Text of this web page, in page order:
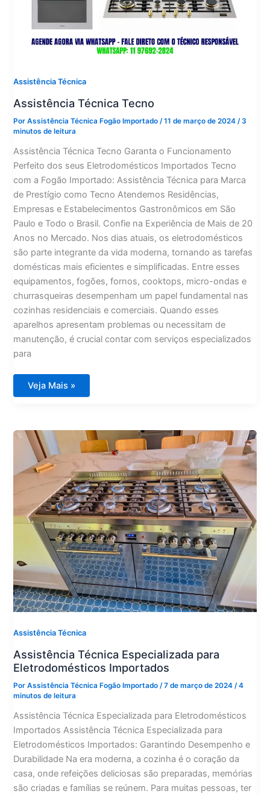
Assistência Técnica
Assistência Técnica Tecno
PorAssistência Técnica Fogão Importado/11 de março de 2024/3
minutos de leitura
Assistência Técnica Tecno Garanta o Funcionamento
Perfeito dos seus Eletrodomésticos Importados Tecno
com a Fogão Importado: Assistência Técnica para Marca
de Prestígio como Tecno Atendemos Residências,
Empresas e Estabelecimentos Gastronômicos em São
Paulo e Todo o Brasil. Confie na Experiência de Mais de 20
Anos no Mercado. Nos dias atuais, os eletrodomésticos
são parte integrante da vida moderna, tornando as tarefas
domésticas mais eficientes e simplificadas. Entre esses
equipamentos, fogões, fornos, cooktops, micro-ondas e
churrasqueiras desempenham um papel fundamental nas
cozinhas residenciais e comerciais. Quando esses
aparelhos apresentam problemas ou necessitam de
manutenção, é crucial contar com serviços especializados
para
Assistência
Técnica
Veja Mais »
Assistência Técnica
Assistência Técnica Especializada para
Eletrodomésticos Importados
PorAssistência Técnica Fogão Importado/7 de março de 2024/4
minutos de leitura
Assistência Técnica Especializada para Eletrodomésticos
Importados Assistência Técnica Especializada para
Eletrodomésticos Importados: Garantindo Desempenho e
Durabilidade Na era moderna, a cozinha é o coração da
casa, onde refeições deliciosas são preparadas, memórias
são criadas e famílias se reúnem. Para muitas pessoas, ter